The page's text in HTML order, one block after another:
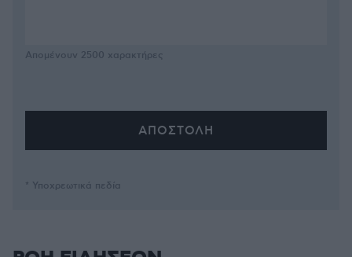
Απομένουν 2500 χαρακτήρες
* Υποχρεωτικά πεδία